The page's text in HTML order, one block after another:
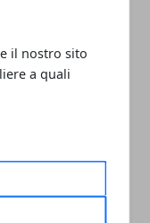
il nostro sito
a quali
ignorare